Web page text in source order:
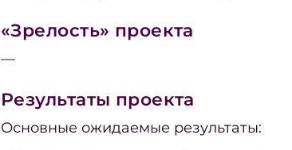
«Зрелость» проекта
—
Результаты проекта
Основные ожидаемые результаты: